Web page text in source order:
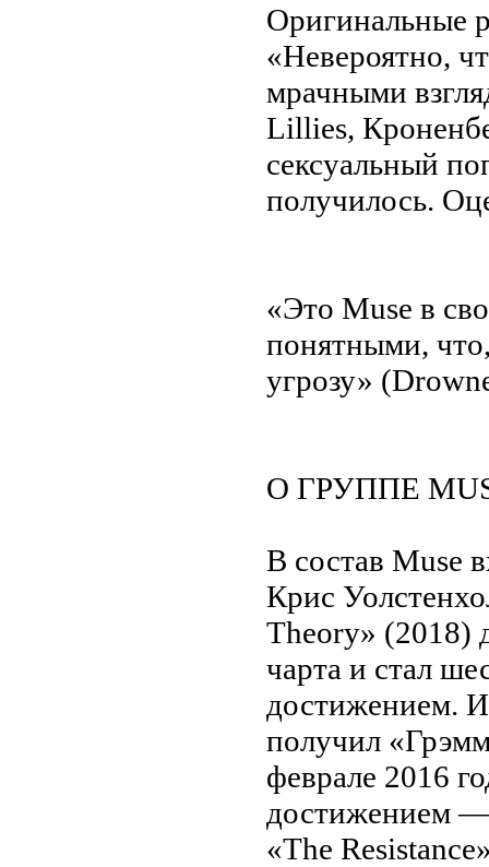
Оригинальные
«Невероятно,
мрачными
Lillies,
сексуальный
получилось.
«Это Muse в
понятными,
угрозу»
О ГРУППЕ
В состав Muse
Крис
Theory» (2018)
чарта и стал
достижением.
получил
феврале 2016
достижением —
«The